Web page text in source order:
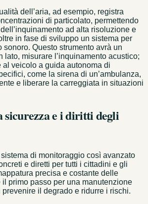
dell’aria, ad esempio, registra
di particolato, permettendo
ad alta risoluzione e
in fase di sviluppo un sistema per
sonoro. Questo strumento avrà un
lato, misurare l’inquinamento acustico;
al veicolo a guida autonoma di
come la sirena di un’ambulanza,
e liberare la carreggiata in situazioni
sicurezza e i diritti degli
sistema di monitoraggio così avanzato
e diretti per tutti i cittadini e gli
precisa e costante delle
primo passo per una manutenzione
il degrado e ridurre i rischi.